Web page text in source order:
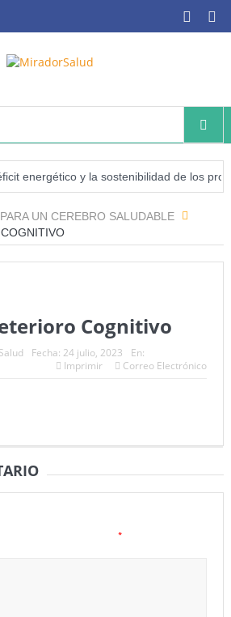
y la sostenibilidad de los
UN CEREBRO SALUDABLE
Cognitivo
Fecha: 24 julio, 2023
En:
Imprimir Correo Electrónico
*